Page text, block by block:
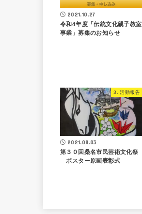
2021.10.27
令和4年度「伝統文化親子教室
事業」募集のお知らせ
3. 活動報告
2021.08.03
第３０回桑名市民芸術文化祭
ポスター原画表彰式